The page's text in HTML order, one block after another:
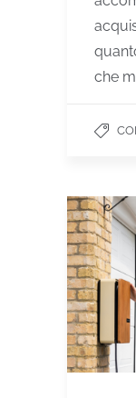
che